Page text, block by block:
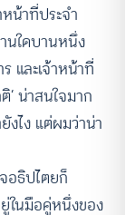
น้าที่ประจำ
นใดบานหนึ่ง
และเจ้าหน้าที่
น่าสนใจมาก
งไง แต่ผมว่าน่า
อธิปไตยก็
ในมือคู่หนึ่งของ